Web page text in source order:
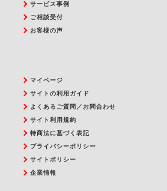
サービス事例
ご相談受付
お客様の声
マイページ
サイトの利用ガイド
よくあるご質問／お問合わせ
サイト利用規約
特商法に基づく表記
プライバシーポリシー
サイトポリシー
企業情報